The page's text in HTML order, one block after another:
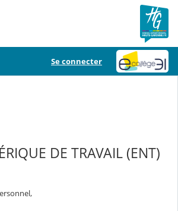
Se connecter
DE TRAVAIL (ENT)